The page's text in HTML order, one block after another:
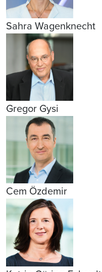
Sahra Wagenknecht
Gregor Gysi
Cem Özdemir